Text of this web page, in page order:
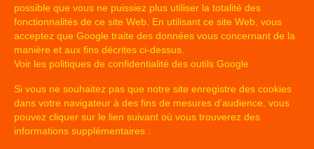
possible que vous ne puissiez plus utiliser la totalité des
fonctionnalités de ce site Web. En utilisant ce site Web, vous
acceptez que Google traite des données vous concernant de la
manière et aux fins décrites ci-dessus.
Voir les politiques de confidentialité des outils Google
Si vous ne souhaitez pas que notre site enregistre des cookies
dans votre navigateur à des fins de mesures d’audience, vous
pouvez cliquer sur le lien suivant où vous trouverez des
informations supplémentaires :